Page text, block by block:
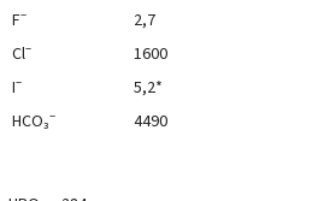
F⁻
2,7
Cl⁻
1600
I⁻
5,2*
HCO₃⁻
4490